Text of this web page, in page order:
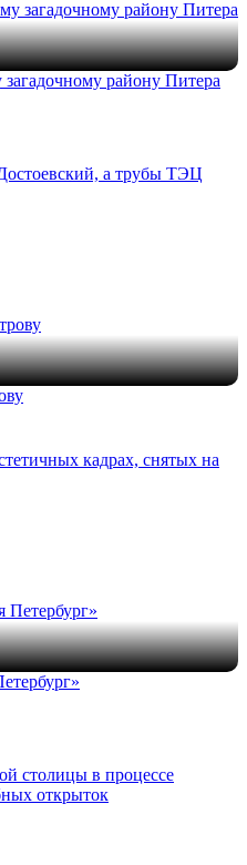
району Питера
а трубы ТЭЦ
кадрах, снятых на
столицы в процессе
открыток